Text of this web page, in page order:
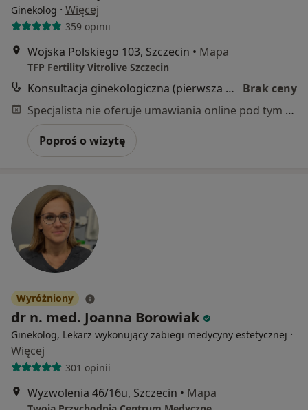
Ginekolog · Więcej
359 opinii
Wojska Polskiego 103, Szczecin • Mapa
TFP Fertility Vitrolive Szczecin
Konsultacja ginekologiczna (pierwsza wizyta)
Brak ceny
Specjalista nie oferuje umawiania online pod tym adresem.
Poproś o wizytę
Wyróżniony
dr n. med. Joanna Borowiak
Ginekolog, Lekarz wykonujący zabiegi medycyny estetycznej ·
Więcej
301 opinii
Wyzwolenia 46/16u, Szczecin • Mapa